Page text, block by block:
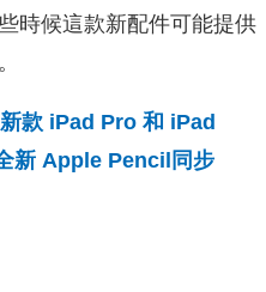
時候這款新配件可能提供
款 iPad Pro 和 iPad
新 Apple Pencil同步